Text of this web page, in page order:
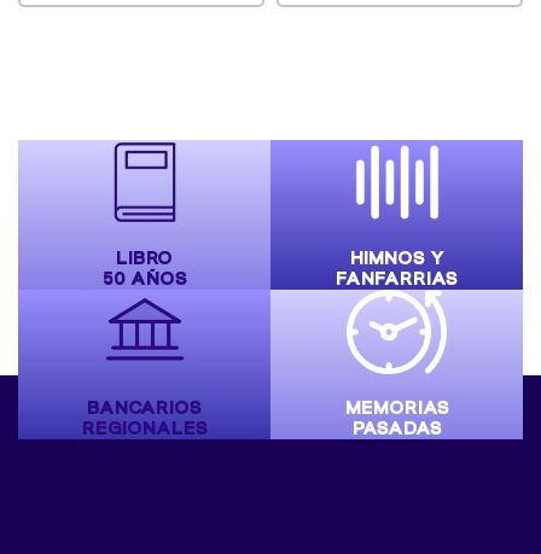
LIBRO
50 AÑOS
HIMNOS Y
FANFARRIAS
BANCARIOS
REGIONALES
MEMORIAS
PASADAS